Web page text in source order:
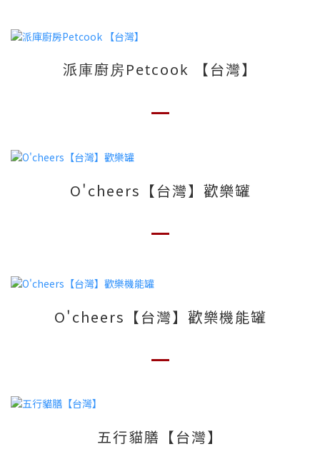
派庫廚房Petcook 【台灣】
O'cheers【台灣】歡樂罐
O'cheers【台灣】歡樂機能罐
五行貓膳【台灣】